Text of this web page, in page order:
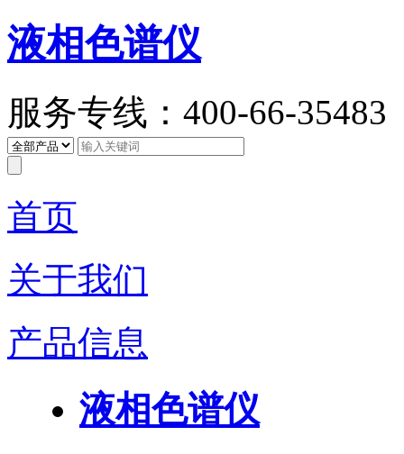
液相色谱仪
服务专线：400-66-35483
首页
关于我们
产品信息
液相色谱仪